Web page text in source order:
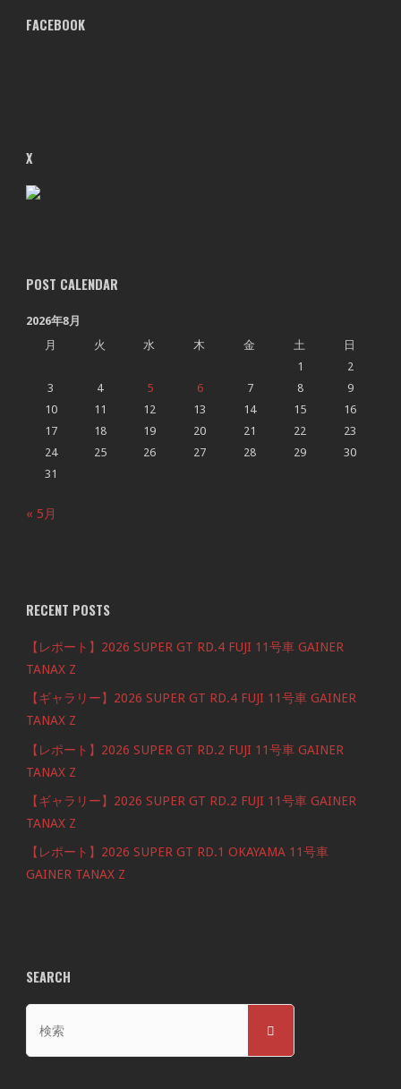
FACEBOOK
X
POST CALENDAR
2026年8月
月
火 水 木 金 土
日
1
2
3
4 5 6 7 8
9
10
11 12 13 14 15
16
17
18 19 20 21 22
23
24
25 26 27 28 29
30
31
« 5月
RECENT POSTS
【レポート】2026 SUPER GT RD.4 FUJI 11号車 GAINER
TANAX Z
【ギャラリー】2026 SUPER GT RD.4 FUJI 11号車 GAINER
TANAX Z
【レポート】2026 SUPER GT RD.2 FUJI 11号車 GAINER
TANAX Z
【ギャラリー】2026 SUPER GT RD.2 FUJI 11号車 GAINER
TANAX Z
【レポート】2026 SUPER GT RD.1 OKAYAMA 11号車
GAINER TANAX Z
SEARCH
対
検